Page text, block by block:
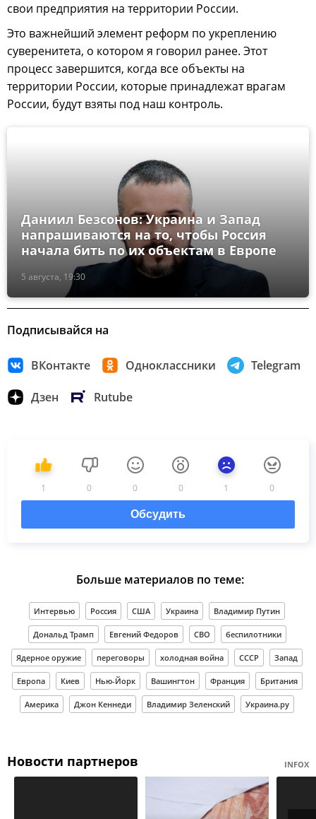
свои предприятия на территории России.
Это важнейший элемент реформ по укреплению
суверенитета, о котором я говорил ранее. Этот
процесс завершится, когда все объекты на
территории России, которые принадлежат врагам
России, будут взяты под наш контроль.
5 августа, 19:30
Даниил Безсонов: Украина и Запад
напрашиваются на то, чтобы Россия
начала бить по их объектам в Европе
Подписывайся на
ВКонтакте Одноклассники Telegram
Дзен Rutube
1 0 0 0 1 0
Обсудить
Больше материалов по теме:
Интервью Россия США Украина Владимир Путин
Дональд Трамп Евгений Федоров СВО беспилотники
Ядерное оружие переговоры холодная война СССР Запад
Европа Киев Нью-Йорк Вашингтон Франция Британия
Америка Джон Кеннеди Владимир Зеленский Украина.ру
Новости партнеров INFOX